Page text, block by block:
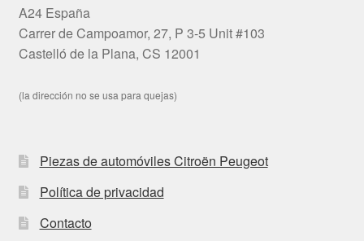
A24 España
Carrer de Campoamor, 27, P 3-5 Unit #103
Castelló de la Plana, CS 12001
(la dirección no se usa para quejas)
Piezas de automóviles Citroën Peugeot
Política de privacidad
Contacto